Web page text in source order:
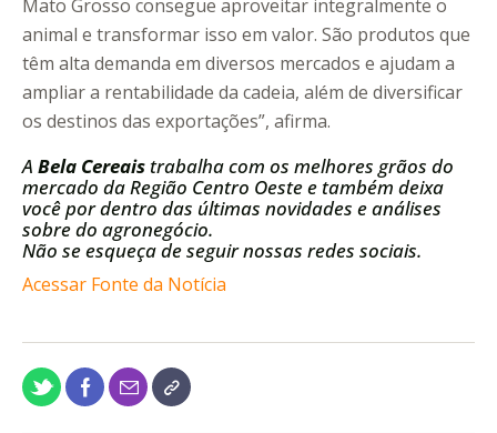
Mato Grosso consegue aproveitar integralmente o
animal e transformar isso em valor. São produtos que
têm alta demanda em diversos mercados e ajudam a
ampliar a rentabilidade da cadeia, além de diversificar
os destinos das exportações”, afirma.
A Bela Cereais trabalha com os melhores grãos do
mercado da Região Centro Oeste e também deixa
você por dentro das últimas novidades e análises
sobre do agronegócio.
Não se esqueça de seguir nossas redes sociais.
Acessar Fonte da Notícia